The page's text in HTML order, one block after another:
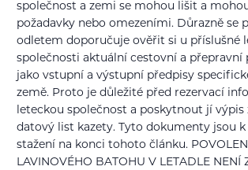
společnost a zemi se mohou lišit a
požadavky nebo omezeními. Důrazně se
odletem doporučuje ověřit si u příslušné
společnosti aktuální cestovní a přepravní
jako vstupní a výstupní předpisy
země. Proto je důležité před rezervací
leteckou společnost a poskytnout jí výpis
datový list kazety. Tyto dokumenty jsou k
stažení na konci tohoto článku.
LAVINOVÉHO BATOHU V LETADLE NENÍ